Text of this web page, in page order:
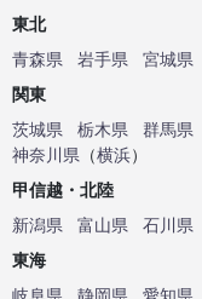
東北
青森県
岩手県 宮城県
関東
茨城県
栃木県 群馬県
神奈川県 （横浜）
甲信越・北陸
新潟県
富山県 石川県
東海
岐阜県
静岡県 愛知県